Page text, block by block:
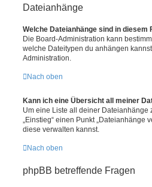
Dateianhänge
Welche Dateianhänge sind in diesem
Die Board-Administration kann
welche Dateitypen du anhängen
Administration.
Nach oben
Kann ich eine Übersicht all meiner
Um eine Liste all deiner Dateianhänge
„Einstieg“ einen Punkt
diese verwalten kannst.
Nach oben
phpBB betreffende Fragen